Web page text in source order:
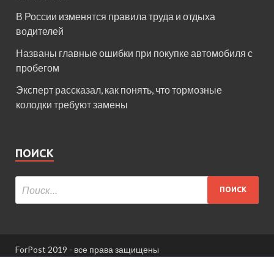
В России изменятся правила труда и отдыха
водителей
Названы главные ошибки при покупке автомобиля с
пробегом
Эксперт рассказал, как понять, что тормозные
колодки требуют замены
ПОИСК
ForPost 2019 - все права защищены